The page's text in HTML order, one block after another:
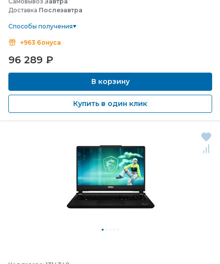
Доставка Послезавтра
Способы получения
+963 бонуса
96 289 ₽
В корзину
Купить в один клик